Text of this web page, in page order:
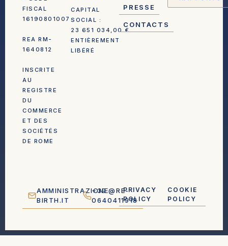
FISCAL
16190801007
REA RM-
1640812
INSCRITE
AU
REGISTRE
DU
COMMERCE
ET DES
SOCIÉTÉS
DE ROME
CAPITAL
SOCIAL :
23 651 034,00 €
ENTIÈREMENT
LIBÉRÉ
PRESSE
CONTACTS
AMMINISTRAZIONE@RE-
BIRTH.IT
+39
0640411918
PRIVACY
POLICY
COOKIE
POLICY